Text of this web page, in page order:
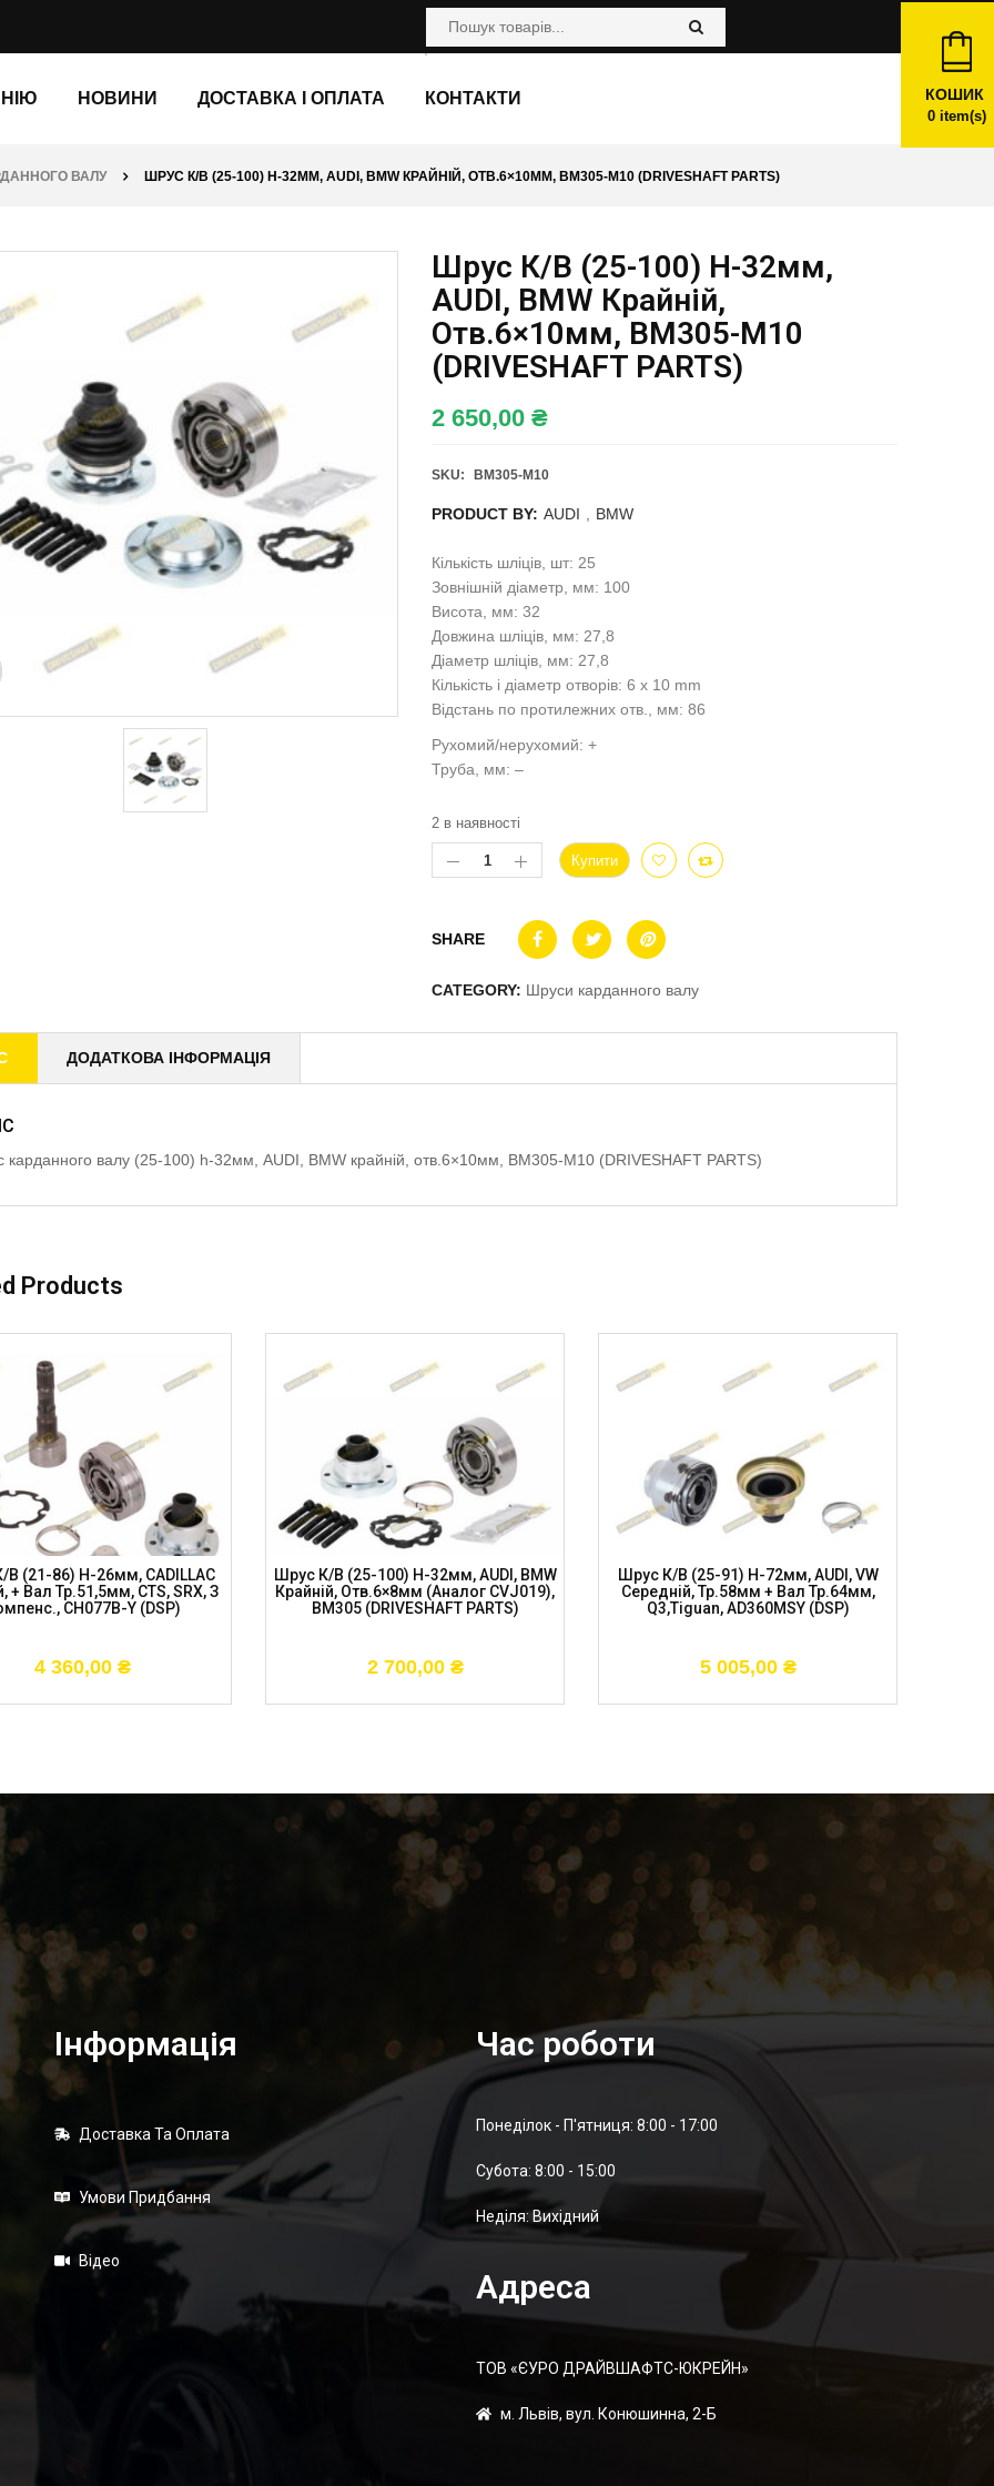
НОВИНИ ДОСТАВКА І ОПЛАТА КОНТАКТИ КОШИК
0item(s)
ВАЛУ ШРУС К/В (25-100) H-32ММ, AUDI, BMW КРАЙНІЙ, ОТВ.6×10ММ, BM305-M10 (DRIVESHAFT PARTS)
Шрус К/в (25-100) H-32мм,
AUDI, BMW Крайній,
Отв.6×10мм, BM305-M10
(DRIVESHAFT PARTS)
2 650,00 ₴
SKU: BM305-M10
PRODUCT BY: AUDI BMW
Кількість шліців, шт: 25
Зовнішній діаметр, мм: 100
Висота, мм: 32
Довжина шліців, мм: 27,8
Діаметр шліців, мм: 27,8
Кількість і діаметр отворів: 6 x 10 mm
Відстань по протилежних отв., мм: 86
Рухомий/нерухомий: +
Труба, мм: –
2 в наявності
Купити
SHARE
CATEGORY: Шруси карданного валу
ДОДАТКОВА ІНФОРМАЦІЯ
карданного валу (25-100) h-32мм, AUDI, BMW крайній, отв.6×10мм, BM305-M10 (DRIVESHAFT PARTS)
Products
в (21-86) H-26мм, CADILLAC
+ Вал Тр.51,5мм, CTS, SRX, З
CH077B-Y (DSP)
4 360,00 ₴
Шрус К/в (25-100) H-32мм, AUDI, BMW
Крайній, Отв.6×8мм (аналог CVJ019),
BM305 (DRIVESHAFT PARTS)
2 700,00 ₴
Шрус К/в (25-91) H-72мм, AUDI, VW
Середній, Тр.58мм + Вал Тр.64мм,
Q3,Tiguan, AD360MSY (DSP)
5 005,00 ₴
Інформація
Доставка Та Оплата
Умови Придбання
Відео
Час роботи
Понеділок - П'ятниця: 8:00 - 17:00
Суботa: 8:00 - 15:00
Неділя: Вихідний
Адреса
ТОВ «ЄУРО ДРАЙВШАФТC-ЮКРЕЙН»
м. Львів, вул. Конюшинна, 2-Б